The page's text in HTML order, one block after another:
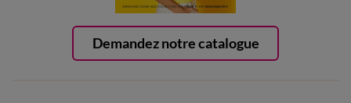
Demandez notre catalogue